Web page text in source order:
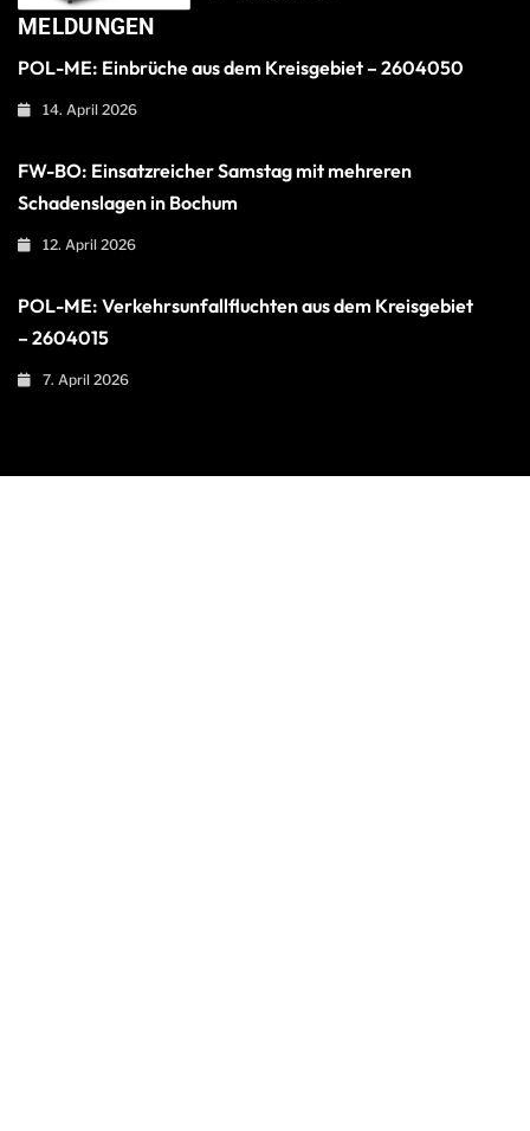
MELDUNGEN
POL-ME: Einbrüche aus dem Kreisgebiet – 2604050
14. April 2026
FW-BO: Einsatzreicher Samstag mit mehreren
Schadenslagen in Bochum
12. April 2026
POL-ME: Verkehrsunfallfluchten aus dem Kreisgebiet
– 2604015
7. April 2026